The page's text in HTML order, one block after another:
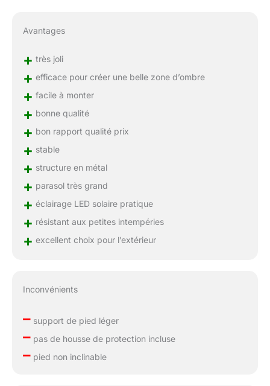
Avantages
+ très joli
+ efficace pour créer une belle zone d’ombre
+ facile à monter
+ bonne qualité
+ bon rapport qualité prix
+ stable
+ structure en métal
+ parasol très grand
+ éclairage LED solaire pratique
+ résistant aux petites intempéries
+ excellent choix pour l’extérieur
Inconvénients
–support de pied léger
–pas de housse de protection incluse
–pied non inclinable